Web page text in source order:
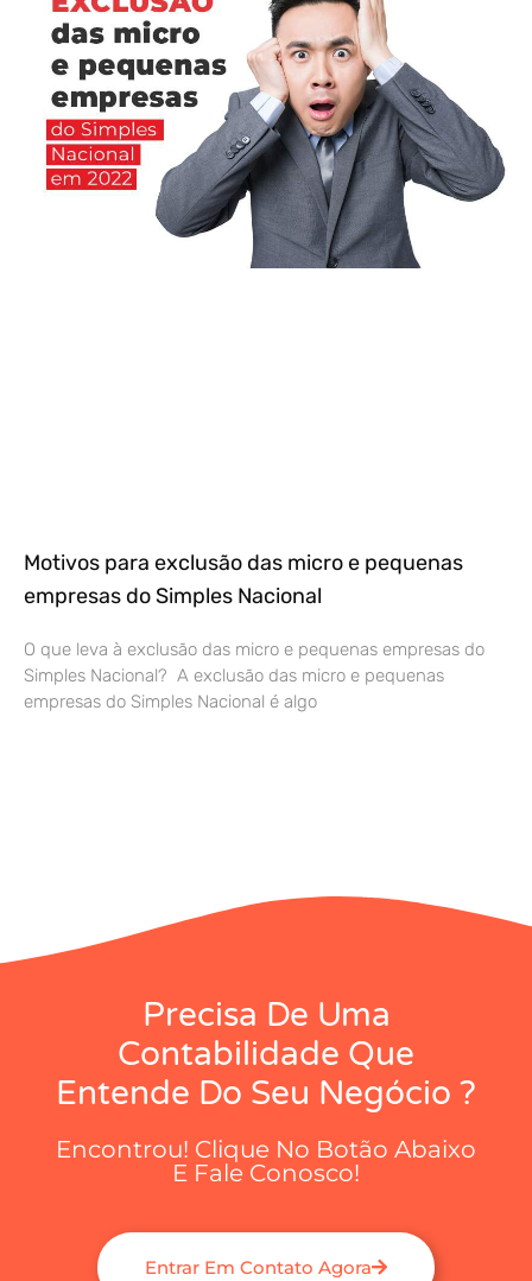
Motivos para exclusão das micro e pequenas
empresas do Simples Nacional
O que leva à exclusão das micro e pequenas empresas do
Simples Nacional? A exclusão das micro e pequenas
empresas do Simples Nacional é algo
Precisa De Uma
Contabilidade Que
Entende Do Seu Negócio ?
Encontrou! Clique No Botão Abaixo
E Fale Conosco!
Entrar Em Contato Agora